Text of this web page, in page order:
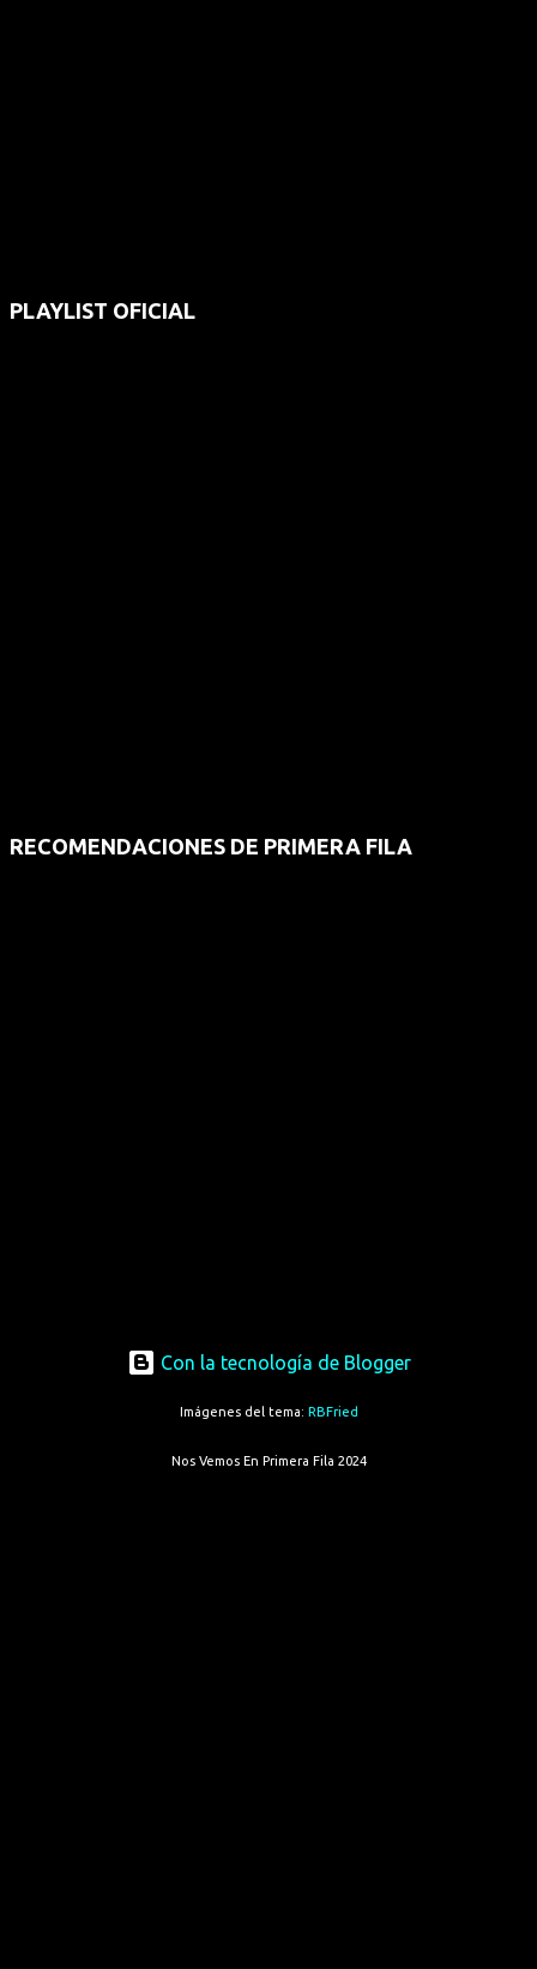
PLAYLIST OFICIAL
RECOMENDACIONES DE PRIMERA FILA
Con la tecnología de Blogger
Imágenes del tema: RBFried
Nos Vemos En Primera Fila 2024